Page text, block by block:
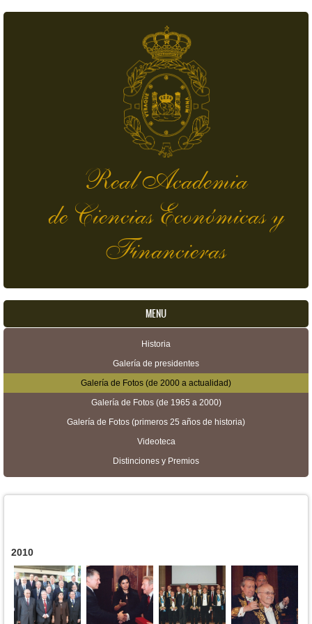
Real Academia
de Ciencias Económicas y
Financieras
MENU
Historia
Galería de presidentes
Galería de Fotos (de 2000 a actualidad)
Galería de Fotos (de 1965 a 2000)
Galería de Fotos (primeros 25 años de historia)
Videoteca
Distinciones y Premios
2010